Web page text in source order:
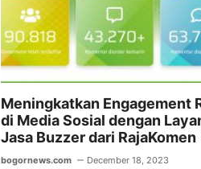
Meningkatkan Engagement
di Media Sosial dengan
Jasa Buzzer dari RajaKomen
bogornews.com December 18, 2023